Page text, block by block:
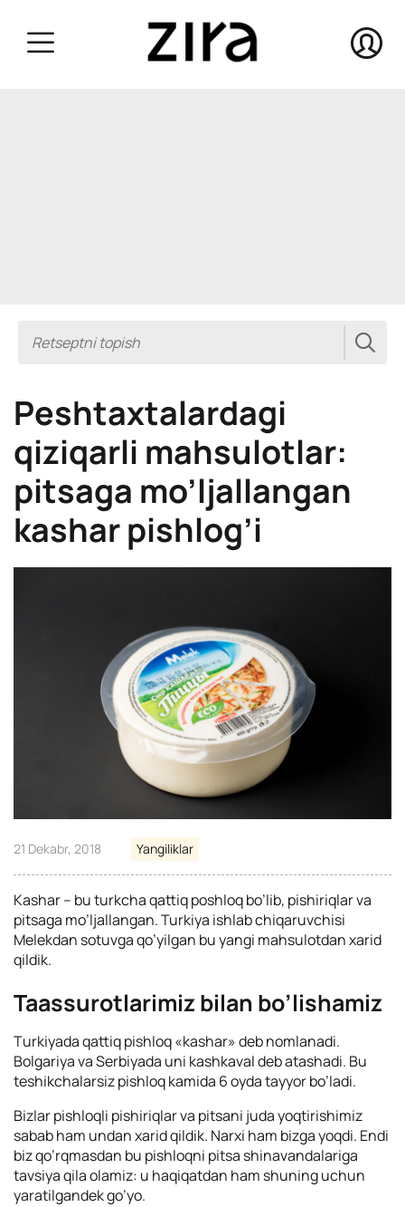
Peshtaxtalardagi
qiziqarli mahsulotlar:
pitsaga mo’ljallangan
kashar pishlog’i
21 Dekabr, 2018 Yangiliklar
Кashar – bu turkcha qattiq poshloq bo’lib, pishiriqlar va
pitsaga mo’ljallangan. Turkiya ishlab chiqaruvchisi
Melekdan sotuvga qo’yilgan bu yangi mahsulotdan xarid
qildik.
Taassurotlarimiz bilan bo’lishamiz
Тurkiyada qattiq pishloq «kashar» deb nomlanadi.
Bolgariya va Serbiyada uni kashkaval deb atashadi. Bu
teshikchalarsiz pishloq kamida 6 oyda tayyor bo’ladi.
Bizlar pishloqli pishiriqlar va pitsani juda yoqtirishimiz
sabab ham undan xarid qildik. Narxi ham bizga yoqdi. Endi
biz qo’rqmasdan bu pishloqni pitsa shinavandalariga
tavsiya qila olamiz: u haqiqatdan ham shuning uchun
yaratilgandek go’yo.